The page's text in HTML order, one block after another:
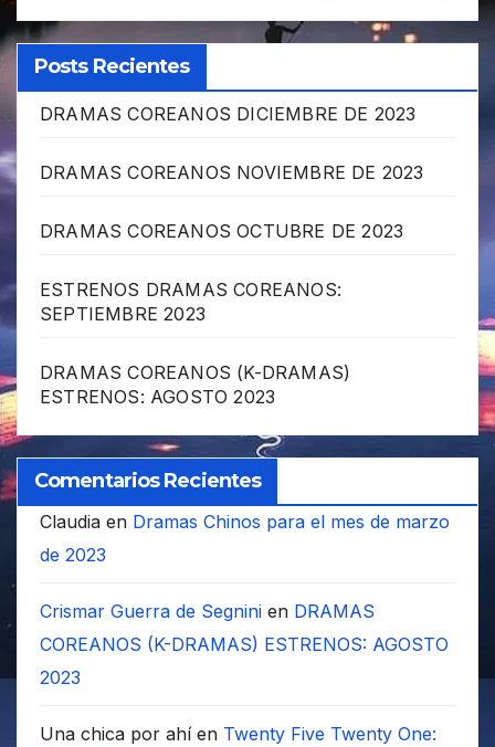
Posts Recientes
DRAMAS COREANOS DICIEMBRE DE 2023
DRAMAS COREANOS NOVIEMBRE DE 2023
DRAMAS COREANOS OCTUBRE DE 2023
ESTRENOS DRAMAS COREANOS:
SEPTIEMBRE 2023
DRAMAS COREANOS (K-DRAMAS)
ESTRENOS: AGOSTO 2023
Comentarios Recientes
Claudia en Dramas Chinos para el mes de marzo
de 2023
Crismar Guerra de Segnini en DRAMAS
COREANOS (K-DRAMAS) ESTRENOS: AGOSTO
2023
Una chica por ahíen Twenty Five Twenty One: